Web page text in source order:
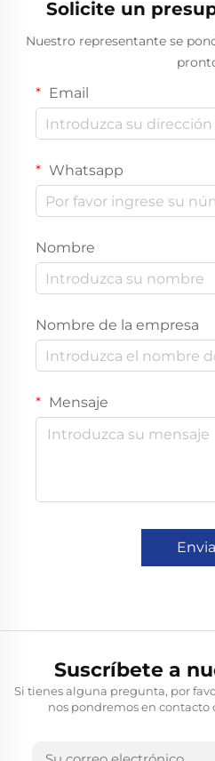
Solicite un
Nuestro representante se
Email
Whatsapp
Nombre
Nombre de la empresa
Mensaje
Suscríbete a
Si tienes alguna pregunta, por
nos pondremos en